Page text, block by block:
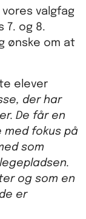
valgfag
7. og 8.
ønske om at
elever
der har
De får en
fokus på
som
og som en
er